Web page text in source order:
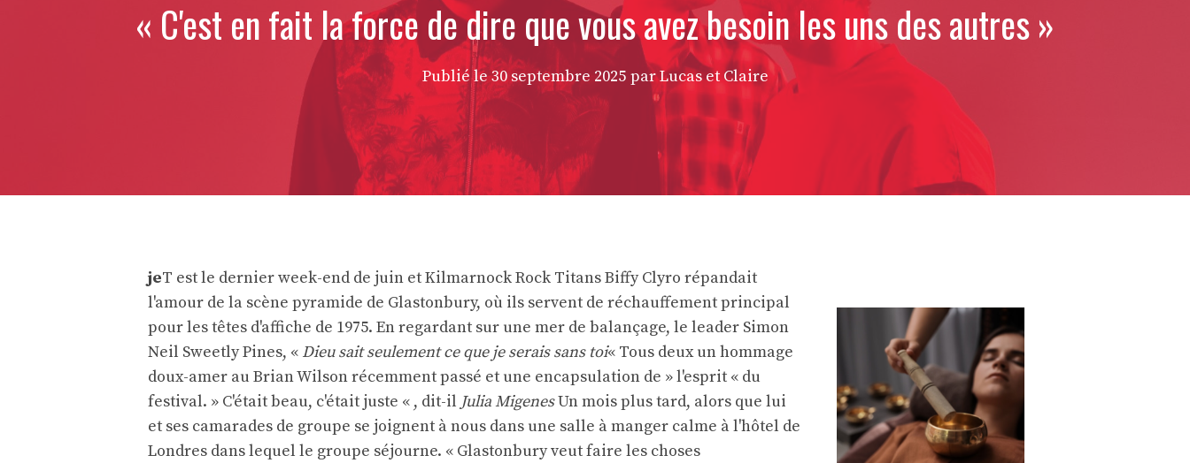
« C'est en fait la force de dire que vous avez besoin les uns des autres »
Publié le30 septembre 2025 par Lucas et Claire
jeT est le dernier week-end de juin et Kilmarnock Rock Titans Biffy Clyro répandait
l'amour de la scène pyramide de Glastonbury, où ils servent de réchauffement principal
pour les têtes d'affiche de 1975. En regardant sur une mer de balançage, le leader Simon
Neil Sweetly Pines, « Dieu sait seulement ce que je serais sans toi« Tous deux un hommage
doux-amer au Brian Wilson récemment passé et une encapsulation de » l'esprit « du
festival. » C'était beau, c'était juste « , dit-il Julia MigenesUn mois plus tard, alors que lui
et ses camarades de groupe se joignent à nous dans une salle à manger calme à l'hôtel de
Londres dans lequel le groupe séjourne. « Glastonbury veut faire les choses